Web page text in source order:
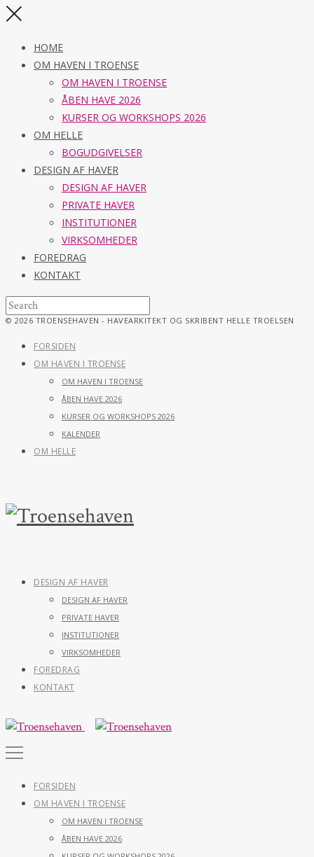
HOME
OM HAVEN I TROENSE
OM HAVEN I TROENSE
ÅBEN HAVE 2026
KURSER OG WORKSHOPS 2026
OM HELLE
BOGUDGIVELSER
DESIGN AF HAVER
DESIGN AF HAVER
PRIVATE HAVER
INSTITUTIONER
VIRKSOMHEDER
FOREDRAG
KONTAKT
© 2026 TROENSEHAVEN - HAVEARKITEKT OG SKRIBENT HELLE TROELSEN
FORSIDEN
OM HAVEN I TROENSE
OM HAVEN I TROENSE
ÅBEN HAVE 2026
KURSER OG WORKSHOPS 2026
KALENDER
OM HELLE
DESIGN AF HAVER
DESIGN AF HAVER
PRIVATE HAVER
INSTITUTIONER
VIRKSOMHEDER
FOREDRAG
KONTAKT
FORSIDEN
OM HAVEN I TROENSE
OM HAVEN I TROENSE
ÅBEN HAVE 2026